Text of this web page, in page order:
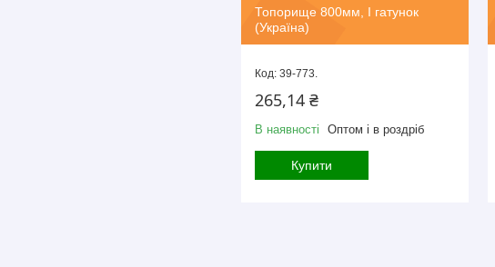
Топорище 800мм, I гатунок
(Україна)
39-773.
265,14 ₴
В наявності Оптом і в роздріб
Купити